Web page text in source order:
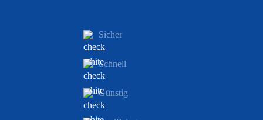
Sicher
Schnell
Günstig